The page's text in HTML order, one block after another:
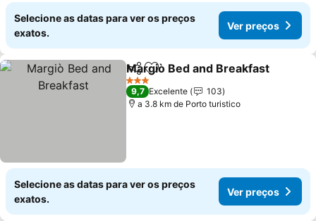
Selecione as datas para ver os preços
exatos.
Ver preços
PartilharAdicionar aos favoritos
Margiò Bed and Breakfast
3 Estrelas
9,7 Excelente
103
a 3.8 km de Porto turistico
Selecione as datas para ver os preços
exatos.
Ver preços